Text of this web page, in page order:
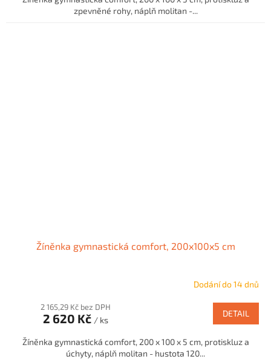
zpevněné rohy, náplň molitan -...
Žíněnka gymnastická comfort, 200x100x5 cm
Dodání do 14 dnů
2 165,29 Kč bez DPH
2 620 Kč / ks
DETAIL
Žíněnka gymnastická comfort, 200 x 100 x 5 cm, protiskluz a
úchyty, náplň molitan - hustota 120...